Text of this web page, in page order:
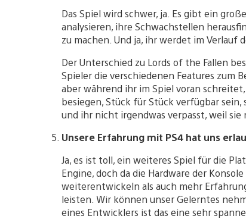
Das Spiel wird schwer, ja. Es gibt ein
analysieren, ihre Schwachstellen
zu machen. Und ja, ihr werdet im Verlauf
Der Unterschied zu Lords of the Fallen
Spieler die verschiedenen Features zum
aber während ihr im Spiel voran
besiegen, Stück für Stück verfügbar
und ihr nicht irgendwas verpasst, weil
Unsere Erfahrung mit PS4 hat uns
Ja, es ist toll, ein weiteres Spiel für die
Engine, doch da die Hardware der
weiterentwickeln als auch mehr
leisten. Wir können unser Gelerntes
eines Entwicklers ist das eine sehr